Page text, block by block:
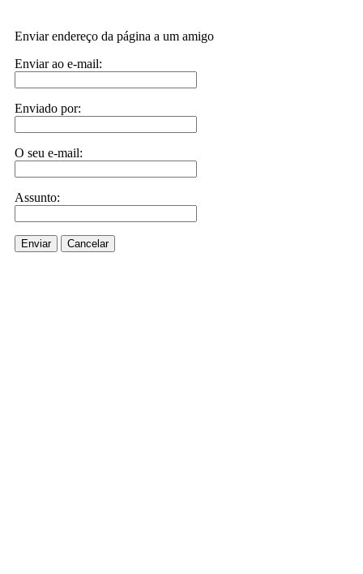
Enviar endereço da página a um amigo
Enviar ao e-mail:
Enviado por:
O seu e-mail:
Assunto:
Enviar Cancelar